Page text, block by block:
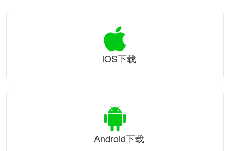
iOS下载
Android下载